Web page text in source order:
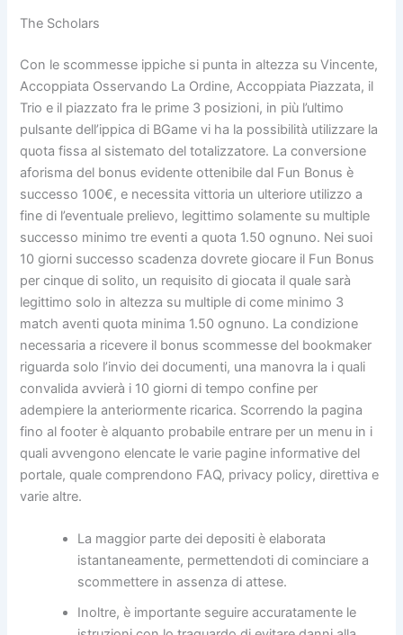
The Scholars
Con le scommesse ippiche si punta in altezza su Vincente,
Accoppiata Osservando La Ordine, Accoppiata Piazzata, il
Trio e il piazzato fra le prime 3 posizioni, in più l’ultimo
pulsante dell’ippica di BGame vi ha la possibilità utilizzare la
quota fissa al sistemato del totalizzatore. La conversione
aforisma del bonus evidente ottenibile dal Fun Bonus è
successo 100€, e necessita vittoria un ulteriore utilizzo a
fine di l’eventuale prelievo, legittimo solamente su multiple
successo minimo tre eventi a quota 1.50 ognuno. Nei suoi
10 giorni successo scadenza dovrete giocare il Fun Bonus
per cinque di solito, un requisito di giocata il quale sarà
legittimo solo in altezza su multiple di come minimo 3
match aventi quota minima 1.50 ognuno. La condizione
necessaria a ricevere il bonus scommesse del bookmaker
riguarda solo l’invio dei documenti, una manovra la i quali
convalida avvierà i 10 giorni di tempo confine per
adempiere la anteriormente ricarica. Scorrendo la pagina
fino al footer è alquanto probabile entrare per un menu in i
quali avvengono elencate le varie pagine informative del
portale, quale comprendono FAQ, privacy policy, direttiva e
varie altre.
La maggior parte dei depositi è elaborata
istantaneamente, permettendoti di cominciare a
scommettere in assenza di attese.
Inoltre, è importante seguire accuratamente le